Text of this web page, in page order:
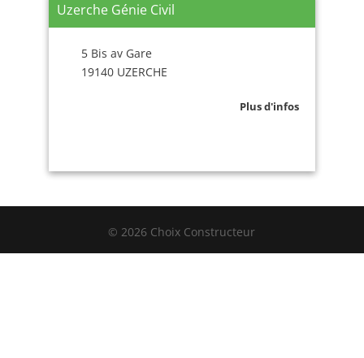
Uzerche Génie Civil
5 Bis av Gare
19140 UZERCHE
Plus d'infos
© 2026 Choix Constructeur